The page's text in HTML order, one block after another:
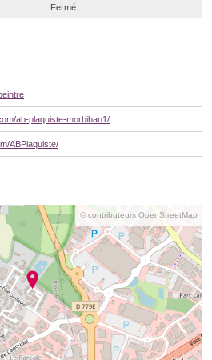
Fermé
ab-plaquiste-morbihan1/
ABPlaquiste/
© contributeurs OpenStreetMap